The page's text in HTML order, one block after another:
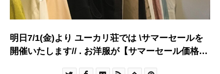
明日7/1(金)より ユーカリ荘では \サマーセールを
開催いたします// . お洋服が【サマーセール価格】